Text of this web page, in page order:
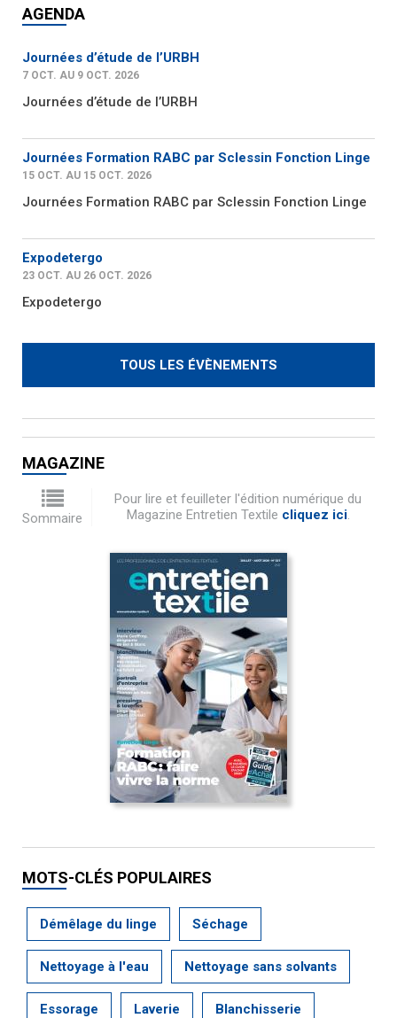
AGENDA
Journées d’étude de l’URBH
7 OCT. AU 9 OCT. 2026
Journées d’étude de l’URBH
Journées Formation RABC par Sclessin Fonction Linge
15 OCT. AU 15 OCT. 2026
Journées Formation RABC par Sclessin Fonction Linge
Expodetergo
23 OCT. AU 26 OCT. 2026
Expodetergo
TOUS LES ÉVÈNEMENTS
MAGAZINE
Sommaire
Pour lire et feuilleter l'édition numérique du
Magazine Entretien Textile cliquez ici.
MOTS-CLÉS POPULAIRES
Démêlage du linge Séchage
Nettoyage à l'eau Nettoyage sans solvants
Essorage Laverie Blanchisserie